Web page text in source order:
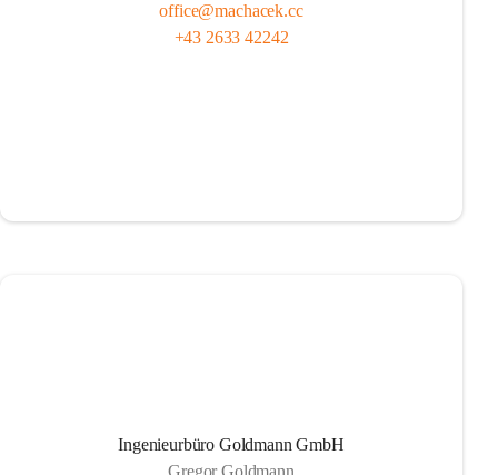
office@machacek.cc
+43 2633 42242
Ingenieurbüro Goldmann GmbH
Gregor Goldmann